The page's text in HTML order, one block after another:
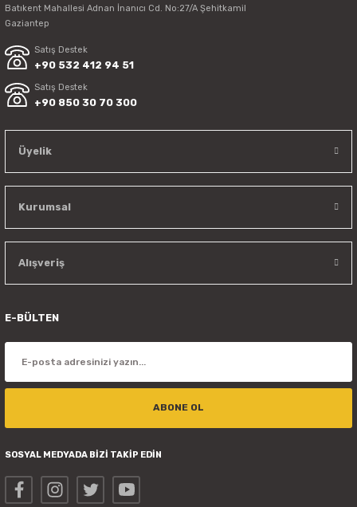
Batıkent Mahallesi Adnan İnanıcı Cd. No:27/A Şehitkamil
Gaziantep
Satış Destek
+90 532 412 94 51
Satış Destek
+90 850 30 70 300
Üyelik
Kurumsal
Alışveriş
E-BÜLTEN
ABONE OL
SOSYAL MEDYADA BİZİ TAKİP EDİN